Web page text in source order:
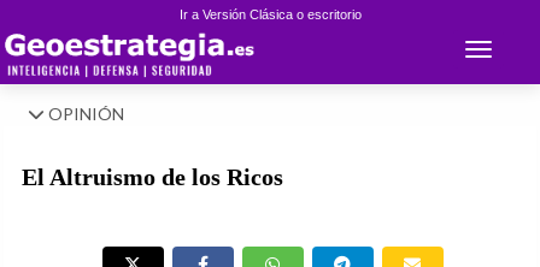
Ir a Versión Clásica o escritorio
Toggle
OPINIÓN
El Altruismo de los Ricos